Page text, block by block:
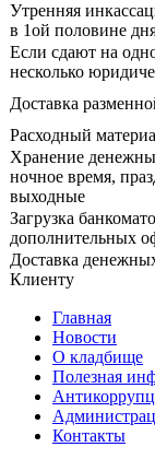
Утренняя
в 1ой половине
Если сдают на
несколько
Доставка
Расходный
Хранение
ночное время,
выходные
Загрузка
дополнительных
Доставка
Клиенту
Главная
Новости
О кладбище
Полезная
Контакты